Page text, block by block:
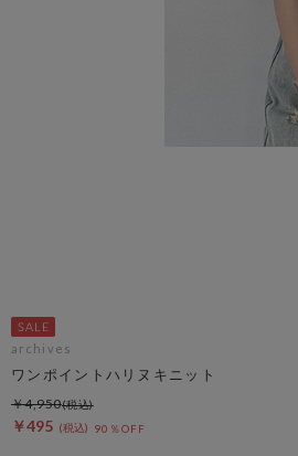
archives
ワンポイントハリヌキニット
￥495 90％OFF
￥4,950